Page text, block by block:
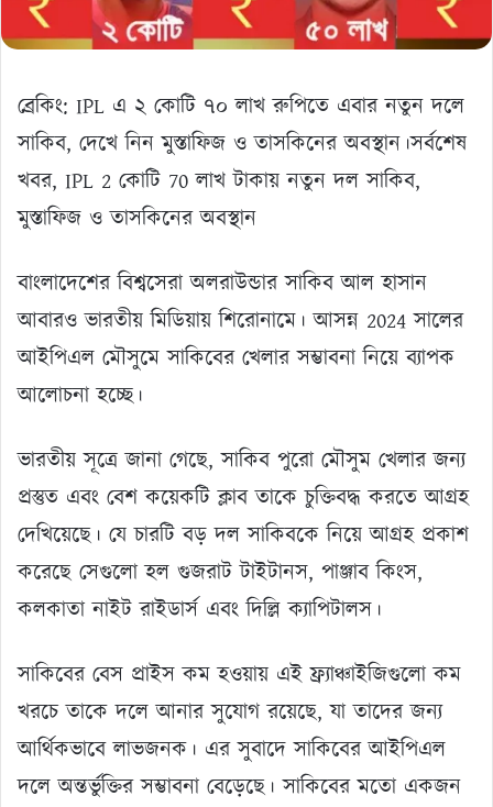
ব্রেকিং: IPL এ ২ কোটি ৭০ লাখ রুপিতে এবার নতুন দলে
সাকিব, দেখে নিন মুস্তাফিজ ও তাসকিনের অবস্থান।সর্বশেষ
খবর, IPL 2 কোটি 70 লাখ টাকায় নতুন দল সাকিব,
মুস্তাফিজ ও তাসকিনের অবস্থান
বাংলাদেশের বিশ্বসেরা অলরাউন্ডার সাকিব আল হাসান
আবারও ভারতীয় মিডিয়ায় শিরোনামে। আসন্ন 2024 সালের
আইপিএল মৌসুমে সাকিবের খেলার সম্ভাবনা নিয়ে ব্যাপক
আলোচনা হচ্ছে।
ভারতীয় সূত্রে জানা গেছে, সাকিব পুরো মৌসুম খেলার জন্য
প্রস্তুত এবং বেশ কয়েকটি ক্লাব তাকে চুক্তিবদ্ধ করতে আগ্রহ
দেখিয়েছে। যে চারটি বড় দল সাকিবকে নিয়ে আগ্রহ প্রকাশ
করেছে সেগুলো হল গুজরাট টাইটানস, পাঞ্জাব কিংস,
কলকাতা নাইট রাইডার্স এবং দিল্লি ক্যাপিটালস।
সাকিবের বেস প্রাইস কম হওয়ায় এই ফ্র্যাঞ্চাইজিগুলো কম
খরচে তাকে দলে আনার সুযোগ রয়েছে, যা তাদের জন্য
আর্থিকভাবে লাভজনক। এর সুবাদে সাকিবের আইপিএল
দলে অন্তর্ভুক্তির সম্ভাবনা বেড়েছে। সাকিবের মতো একজন